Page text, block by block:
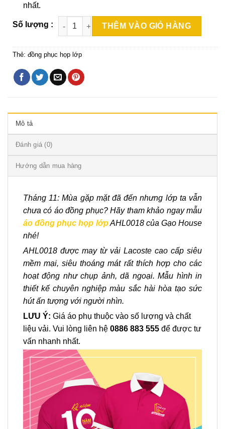
nhất.
THÊM VÀO GIỎ HÀNG
Thẻ: đồng phục họp lớp
Mô tả
Đánh giá (0)
Hướng dẫn mua hàng
Tháng 11: Mùa gặp mặt đã đến nhưng lớp ta vẫn
chưa có áo đồng phục? Hãy tham khảo ngay mẫu
áo đồng phục họp lớpAHL0018 của Gạo House
nhé!
AHL0018 được may từ vải Lacoste cao cấp siêu
mềm mại, siêu thoáng mát rất thích hợp cho các
hoạt động như chụp ảnh, dã ngoại. Mẫu hình in
thiết kế chuyên nghiệp màu sắc hài hòa tạo sức
hút ấn tượng với người nhìn.
LƯU Ý: Giá áo phụ thuộc vào số lượng và chất
liệu vải. Vui lòng liên hệ 0886 883 555 để được tư
vấn nhanh nhất.